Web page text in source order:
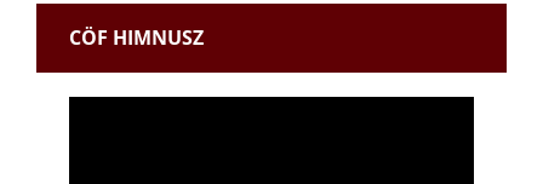
CÖF HIMNUSZ